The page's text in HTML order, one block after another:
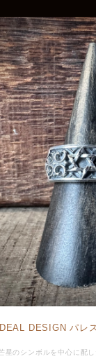
DEAL DESIGN パレ